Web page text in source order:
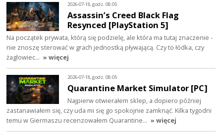
2026-07-18, godz. 08:05
Assassin’s Creed Black Flag
Resynced [PlayStation 5]
Na początek prywata, którą się podzielę, ale która ma tutaj znaczenie -
nie znoszę sterować w grach jednostką pływającą. Czy to łódka, czy
żaglowiec… » więcej
2026-07-18, godz. 08:05
Quarantine Market Simulator [PC]
Najpierw otwierałem sklep, a dopiero później
zastanawiałem się, czy uda mi się go spokojnie zamknąć. Kilka tygodni
temu w Giermaszu recenzowałem Quarantine… » więcej